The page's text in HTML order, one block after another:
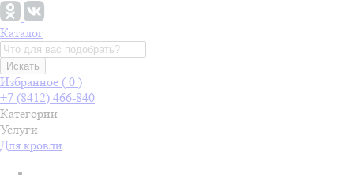
Каталог
Искать
Избранное ( 0 )
+7 (8412) 466-840
Категории
Услуги
Для кровли